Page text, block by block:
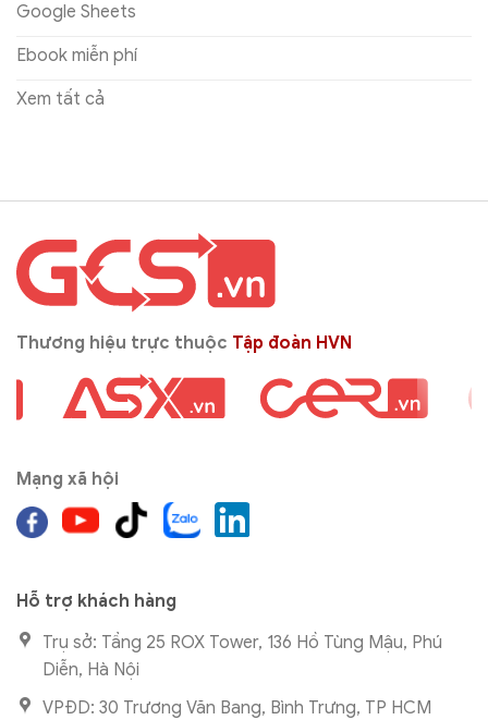
Google Sheets
Ebook miễn phí
Xem tất cả
Thương hiệu trực thuộc Tập đoàn HVN
Mạng xã hội
Hỗ trợ khách hàng
Trụ sở: Tầng 25 ROX Tower, 136 Hồ Tùng Mậu, Phú
Diễn, Hà Nội
VPĐD: 30 Trương Văn Bang, Bình Trưng, TP HCM